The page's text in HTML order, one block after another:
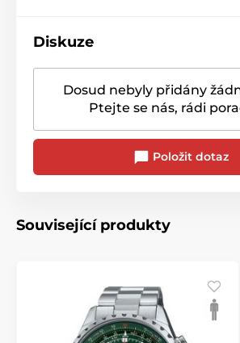
Diskuze
Dosud nebyly přidány
Ptejte se nás, rádi
Položit dotaz
Související produkty